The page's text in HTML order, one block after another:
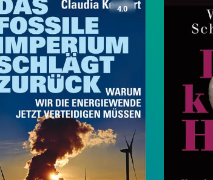
4.0